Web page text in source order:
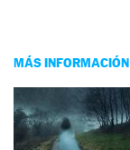
MÁS INFORMACIÓN